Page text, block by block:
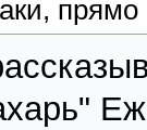
прямо